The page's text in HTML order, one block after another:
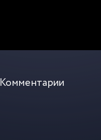
Комментарии